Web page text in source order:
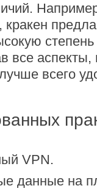
кракен
все
всего
VPN.
данные на